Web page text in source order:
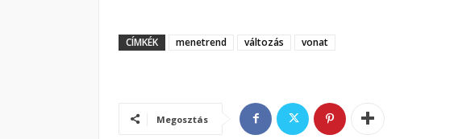
CÍMKÉK menetrend változás vonat
Megosztás